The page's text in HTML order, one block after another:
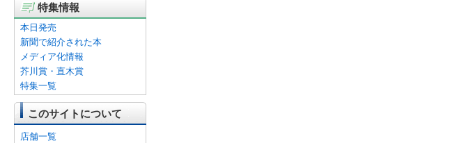
特集情報
本日発売
新聞で紹介された本
メディア化情報
芥川賞・直木賞
特集一覧
このサイトについて
店舗一覧